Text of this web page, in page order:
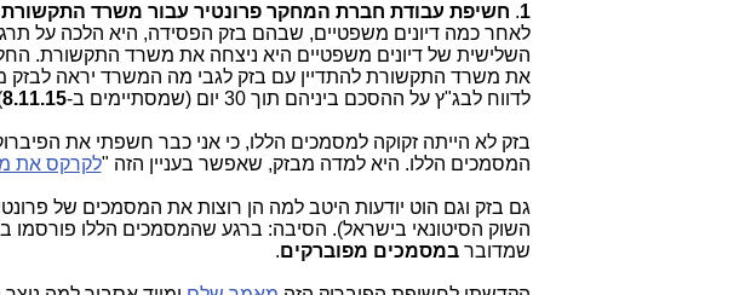
1
. חשיפת עבודת חברת המחקר פרונטיר עבור משרד התקשורת (עע"מ
לאחר כמה דיונים משפטיים, שבהם בזק הפסידה, היא הלכה על
השלישית של דיונים משפטיים היא ניצחה את משרד התקשורת.
את משרד התקשורת להתדיין עם בזק לגבי מה המשרד יראה לבזק
לדווח לבג"ץ על ההסכם ביניהם תוך 30 יום (שמסתיימים ב-
8.11.15
בזק לא הייתה זקוקה למסמכים הללו, כי אני כבר חשפתי את
המסמכים הללו. היא למדה מבזק, שאפשר בעניין הזה "לקרקס את
גם בזק וגם הוט יודעות היטב למה הן רוצות את המסמכים של
השוק הסיטונאי בישראל). הסיבה: ברגע שהמסמכים הללו
שמדוברבמסמכים מפוברקים.